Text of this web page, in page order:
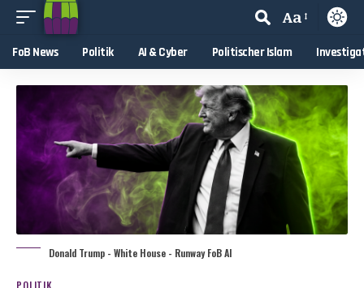
Aa
FoB News Politik AI & Cyber Politischer Islam
Donald Trump - White House - Runway FoB AI
POLITIK